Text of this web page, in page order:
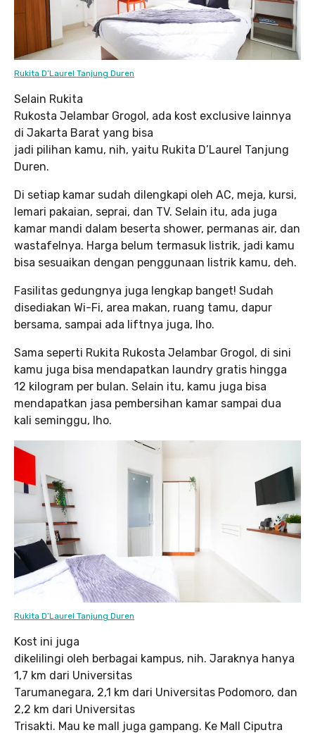
Rukita D’Laurel Tanjung Duren
Selain Rukita
Rukosta Jelambar Grogol, ada kost exclusive lainnya
di Jakarta Barat yang bisa
jadi pilihan kamu, nih, yaitu Rukita D’Laurel Tanjung
Duren.
Di setiap kamar sudah dilengkapi oleh AC, meja, kursi,
lemari pakaian, seprai, dan TV. Selain itu, ada juga
kamar mandi dalam beserta shower, permanas air, dan
wastafelnya. Harga belum termasuk listrik, jadi kamu
bisa sesuaikan dengan penggunaan listrik kamu, deh.
Fasilitas gedungnya juga lengkap banget! Sudah
disediakan Wi-Fi, area makan, ruang tamu, dapur
bersama, sampai ada liftnya juga, lho.
Sama seperti Rukita Rukosta Jelambar Grogol, di sini
kamu juga bisa mendapatkan laundry gratis hingga
12 kilogram per bulan. Selain itu, kamu juga bisa
mendapatkan jasa pembersihan kamar sampai dua
kali seminggu, lho.
Rukita D’Laurel Tanjung Duren
Kost ini juga
dikelilingi oleh berbagai kampus, nih. Jaraknya hanya
1,7 km dari Universitas
Tarumanegara, 2,1 km dari Universitas Podomoro, dan
2,2 km dari Universitas
Trisakti. Mau ke mall juga gampang. Ke Mall Ciputra